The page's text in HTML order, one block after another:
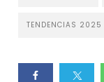
TENDENCIAS 2025